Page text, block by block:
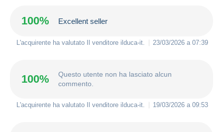
100% Excellent seller
L'acquirente ha valutato Il venditore ilduca-it. 23/03/2026 a 07:39
100%
Questo utente non ha lasciato alcun
commento.
L'acquirente ha valutato Il venditore ilduca-it. 19/03/2026 a 09:53